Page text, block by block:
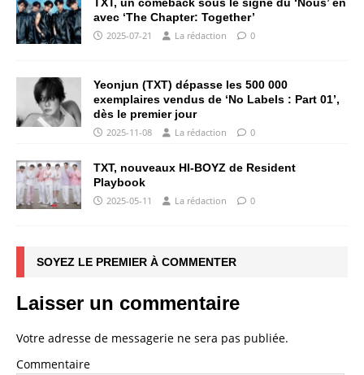
TXT, un comeback sous le signe du ‘Nous’ en
avec ‘The Chapter: Together’
2025-07-21 La rédaction 0
Yeonjun (TXT) dépasse les 500 000
exemplaires vendus de ‘No Labels : Part 01’,
dès le premier jour
2025-11-08 La rédaction 0
TXT, nouveaux HI-BOYZ de Resident
Playbook
2025-05-11 La rédaction 0
SOYEZ LE PREMIER À COMMENTER
Laisser un commentaire
Votre adresse de messagerie ne sera pas publiée.
Commentaire